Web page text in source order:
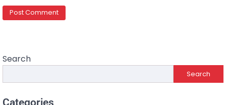
Search
Search
Categories